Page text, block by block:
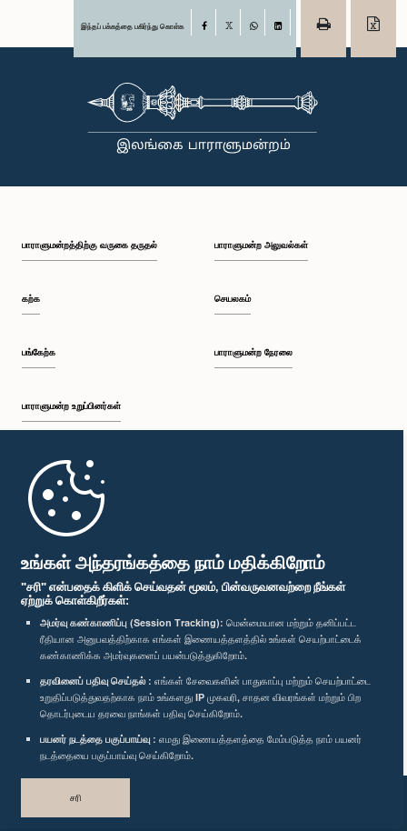
உங்கள் அந்தரங்கத்தை நாம் மதிக்கிறோம்
"சரி" என்பதைக் கிளிக் செய்வதன் மூலம், பின்வருவனவற்றை நீங்கள்
ஏற்றுக் கொள்கிறீர்கள்:
அமர்வு கண்காணிப்பு (Session Tracking): மென்மையான மற்றும் தனிப்பட்ட
ரீதியான அனுபவத்திற்காக எங்கள் இணையத்தளத்தில் உங்கள் செயற்பாட்டைக்
கண்காணிக்க அமர்வுகளைப் பயன்படுத்துகிறோம்.
தரவினைப் பதிவு செய்தல் : எங்கள் சேவைகளின் பாதுகாப்பு மற்றும் செயற்பாட்டை
உறுதிப்படுத்துவதற்காக நாம் உங்களது IP முகவரி, சாதன விவரங்கள் மற்றும் பிற
தொடர்புடைய தரவை நாங்கள் பதிவு செய்கிறோம்.
பயனர் நடத்தை பகுப்பாய்வு : எமது இணையத்தளத்தை மேம்படுத்த நாம் பயனர்
நடத்தையை பகுப்பாய்வு செய்கிறோம்.
சரி
இந்தப் பக்கத்தை பகிர்ந்து கொள்க Facebook
பாராளுமன்றத்திற்கு வருகை தருதல்
கற்க
பங்கேற்க
பாராளுமன்ற உறுப்பினர்கள்
முதற்பக்கம்
பாராளுமன்ற அலுவல்கள்
செயலகம்
பாராளுமன்ற நேரலை
பாராளுமன்ற கையடக்க செயலி
எம்மை பின்தொடர்க :
விருதுகள்
தனியுரிமைக் கொள்கை